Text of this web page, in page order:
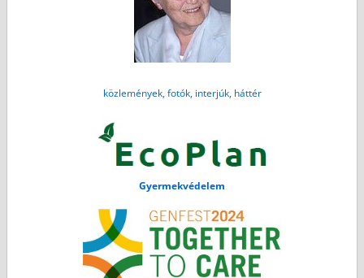
közlemények, fotók, interjúk, háttér
Gyermekvédelem